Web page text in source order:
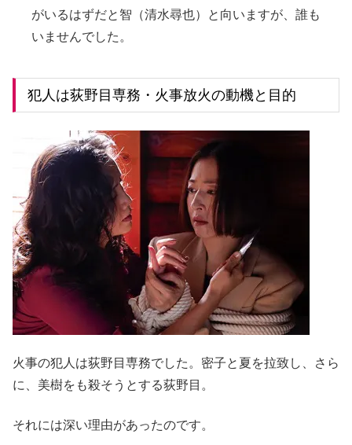
がいるはずだと智（清水尋也）と向いますが、誰も
いませんでした。
犯人は荻野目専務・火事放火の動機と目的
火事の犯人は荻野目専務でした。密子と夏を拉致し、さら
に、美樹をも殺そうとする荻野目。
それには深い理由があったのです。